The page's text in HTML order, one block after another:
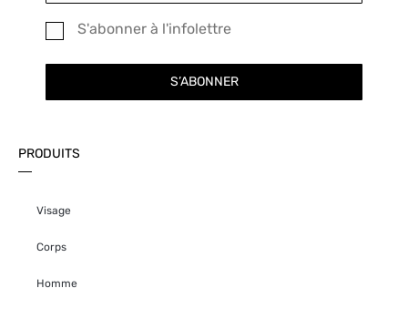
S'abonner à l'infolettre
S’ABONNER
PRODUITS
Visage
Corps
Homme